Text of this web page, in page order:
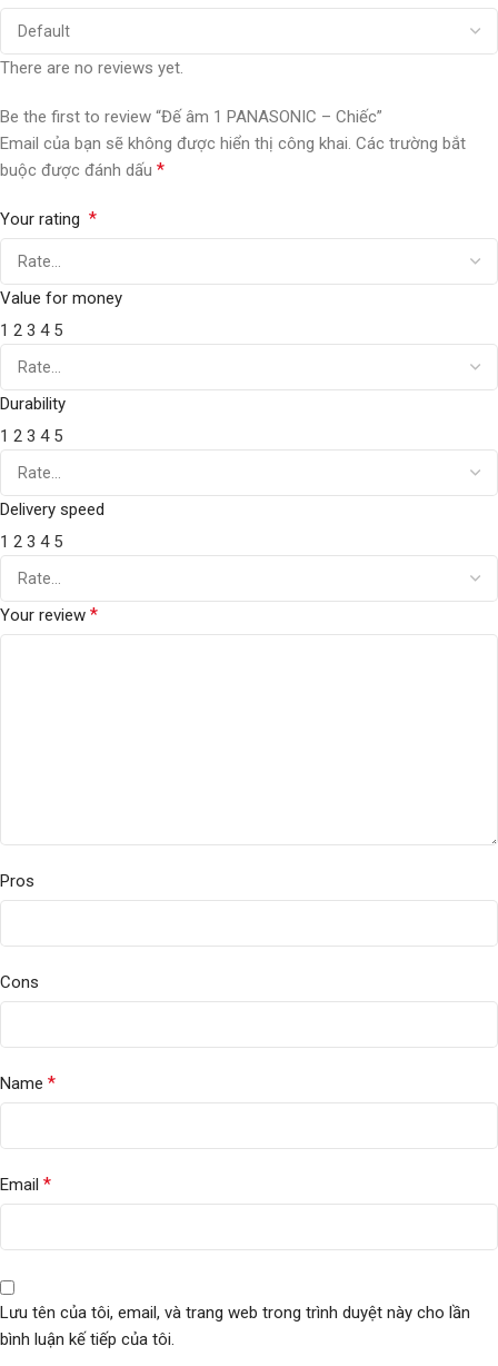
There are no reviews yet.
Be the first to review “Đế âm 1 PANASONIC – Chiếc”
Email của bạn sẽ không được hiển thị công khai. Các trường bắt
buộc được đánh dấu *
Your rating *
Value for money
1 2 3 4 5
Durability
1 2 3 4 5
Delivery speed
1 2 3 4 5
Your review *
Pros
Cons
Name *
Email *
Lưu tên của tôi, email, và trang web trong trình duyệt này cho lần
bình luận kế tiếp của tôi.